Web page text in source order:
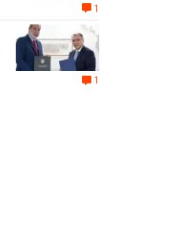
1
1